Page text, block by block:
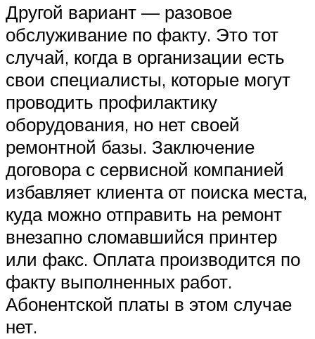
Другой вариант — разовое
обслуживание по факту. Это тот
случай, когда в организации есть
свои специалисты, которые могут
проводить профилактику
оборудования, но нет своей
ремонтной базы. Заключение
договора с сервисной компанией
избавляет клиента от поиска места,
куда можно отправить на ремонт
внезапно сломавшийся принтер
или факс. Оплата производится по
факту выполненных работ.
Абонентской платы в этом случае
нет.